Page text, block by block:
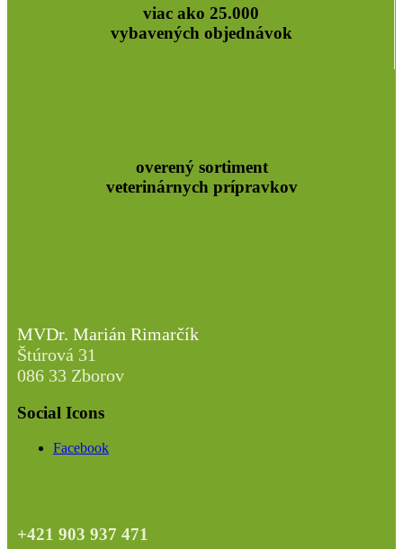
viac ako 25.000
vybavených objednávok
overený sortiment
veterinárnych prípravkov
MVDr. Marián Rimarčík
Štúrová 31
086 33 Zborov
Social Icons
Facebook
+421 903 937 471